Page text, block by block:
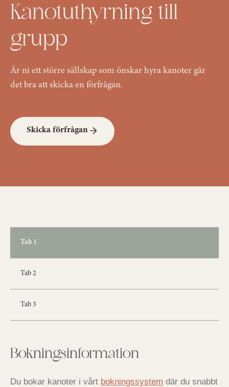
Kanotuthyrning till
grupp
Är ni ett större sällskap som önskar hyra kanoter går
det bra att skicka en förfrågan.
Skicka förfrågan
Tab 1
Tab 2
Tab 3
Bokningsinformation
Du bokar kanoter i vårt bokningssystem där du snabbt